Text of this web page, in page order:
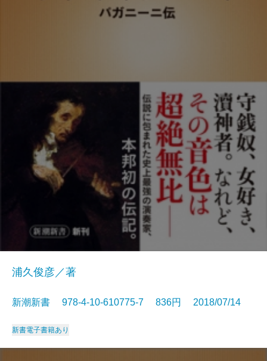
浦久俊彦／著
新潮新書 978-4-10-610775-7 836円 2018/07/14
新書電子書籍あり